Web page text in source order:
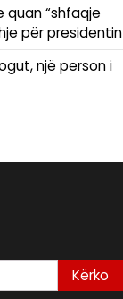
quan “shfaqje
për presidentin
një person i